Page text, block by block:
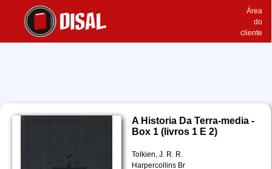
Área
do
cliente
A Historia Da Terra-media -
Box 1 (livros 1 E 2)
Tolkien, J. R. R.
Harpercollins Br